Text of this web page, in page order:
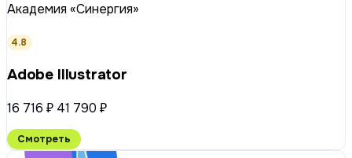
Академия «Синергия»
4.8
Adobe Illustrator
16 716 ₽ 41 790 ₽
Смотреть